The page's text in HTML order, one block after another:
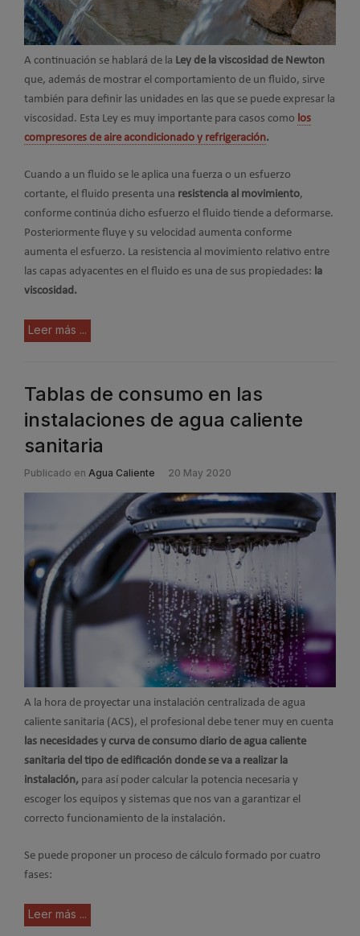
A continuación se hablará de la Ley de la viscosidad de Newton
que, además de mostrar el comportamiento de un fluido, sirve
también para definir las unidades en las que se puede expresar la
viscosidad. Esta Ley es muy importante para casos como los
compresores de aire acondicionado y refrigeración.
Cuando a un fluido se le aplica una fuerza o un esfuerzo
cortante, el fluido presenta una resistencia al movimiento,
conforme continúa dicho esfuerzo el fluido tiende a deformarse.
Posteriormente fluye y su velocidad aumenta conforme
aumenta el esfuerzo. La resistencia al movimiento relativo entre
las capas adyacentes en el fluido es una de sus propiedades: la
viscosidad.
Leer más ...
Tablas de consumo en las
instalaciones de agua caliente
sanitaria
Publicado en Agua Caliente 20 May 2020
A la hora de proyectar una instalación centralizada de agua
caliente sanitaria (ACS), el profesional debe tener muy en cuenta
las necesidades y curva de consumo diario de agua caliente
sanitaria del tipo de edificación donde se va a realizar la
instalación, para así poder calcular la potencia necesaria y
escoger los equipos y sistemas que nos van a garantizar el
correcto funcionamiento de la instalación.
Se puede proponer un proceso de cálculo formado por cuatro
fases:
Leer más ...